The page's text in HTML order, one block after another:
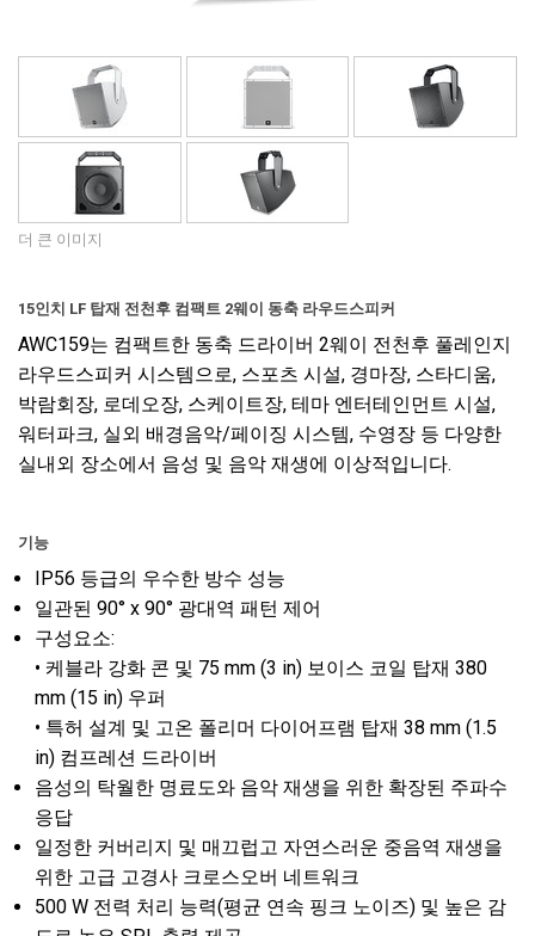
더 큰 이미지
15인치 LF 탑재 전천후 컴팩트 2웨이 동축 라우드스피커
AWC159는 컴팩트한 동축 드라이버 2웨이 전천후 풀레인지
라우드스피커 시스템으로, 스포츠 시설, 경마장, 스타디움,
박람회장, 로데오장, 스케이트장, 테마 엔터테인먼트 시설,
워터파크, 실외 배경음악/페이징 시스템, 수영장 등 다양한
실내외 장소에서 음성 및 음악 재생에 이상적입니다.
기능
IP56 등급의 우수한 방수 성능
일관된 90° x 90° 광대역 패턴 제어
구성요소:
• 케블라 강화 콘 및 75 mm (3 in) 보이스 코일 탑재 380
mm (15 in) 우퍼
• 특허 설계 및 고온 폴리머 다이어프램 탑재 38 mm (1.5
in) 컴프레션 드라이버
음성의 탁월한 명료도와 음악 재생을 위한 확장된 주파수
응답
일정한 커버리지 및 매끄럽고 자연스러운 중음역 재생을
위한 고급 고경사 크로스오버 네트워크
500 W 전력 처리 능력(평균 연속 핑크 노이즈) 및 높은 감